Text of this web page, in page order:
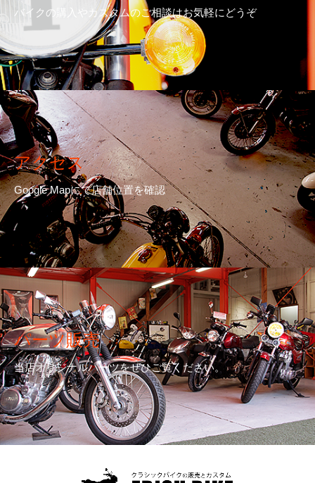
バイクの購入やカスタムのご相談はお気軽にどうぞ
アクセス
Google Mapにて店舗位置を確認
パーツ販売
当店オリジナルパーツをぜひご覧ください。